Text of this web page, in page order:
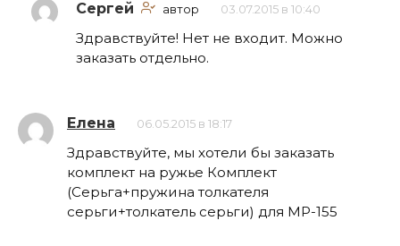
Сергей автор 03.07.2015 в 10:40
Здравствуйте! Нет не входит. Можно
заказать отдельно.
Елена 06.05.2015 в 18:17
Здравствуйте, мы хотели бы заказать
комплект на ружье Комплект
(Серьга+пружина толкателя
серьги+толкатель серьги) для МР-155